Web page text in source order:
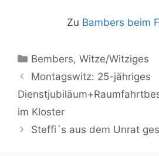
Zu Bambers beim
Kategorien
Bembers,Witze/Witziges
Montagswitz: 25-jähriges
im Kloster
Steffi´s aus dem Unrat